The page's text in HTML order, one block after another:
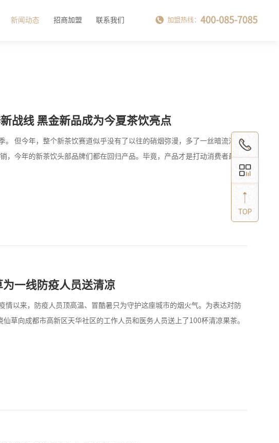
加盟热线：400-085-7085
新闻动态 招商加盟 联系我们
战线 黑金新品成为今夏茶饮亮点
。 但今年，整个新茶饮赛道似乎没有了以往的硝烟弥漫，多了一丝暗流涌动
，今年的新茶饮头部品牌们都在回归产品。毕竟，产品才是打动消费者最好
一线防疫人员送清凉
以来，防疫人员顶高温、冒酷暑只为守护这座城市的烟火气。为表达对防
草向成都市高新区天华社区的工作人员和医务人员送上了100杯清凉果茶。
TOP